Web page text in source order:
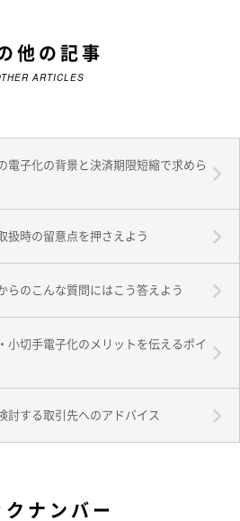
他の記事
ARTICLES
子化の背景と決済期限短縮で求めら
扱時の留意点を押さえよう
らのこんな質問にはこう答えよう
小切手電子化のメリットを伝えるポイ
討する取引先へのアドバイス
クナンバー